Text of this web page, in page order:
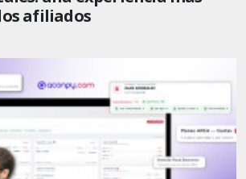
afiliados